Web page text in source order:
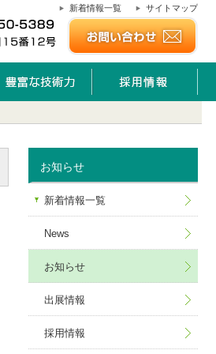
新着情報一覧 サイトマップ
お知らせ
新着情報一覧
News
お知らせ
出展情報
採用情報